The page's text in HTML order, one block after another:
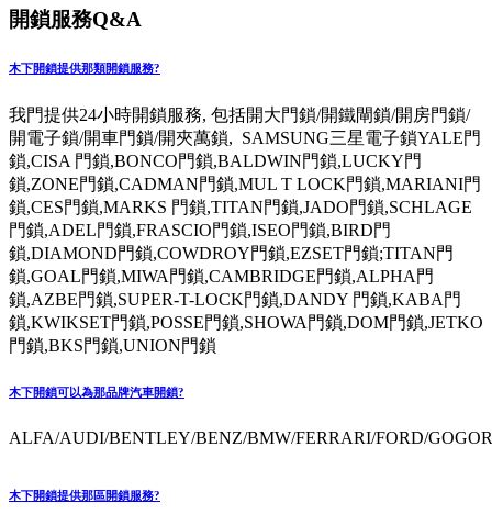
開鎖服務Q&A
木下開鎖提供那類開鎖服務?
我門提供24小時開鎖服務, 包括開大門鎖/開鐵閘鎖/開房門鎖/
開電子鎖/開車門鎖/開夾萬鎖, SAMSUNG三星電子鎖YALE門
鎖,CISA 門鎖,BONCO門鎖,BALDWIN門鎖,LUCKY門
鎖,ZONE門鎖,CADMAN門鎖,MUL T LOCK門鎖,MARIANI門
鎖,CES門鎖,MARKS 門鎖,TITAN門鎖,JADO門鎖,SCHLAGE
門鎖,ADEL門鎖,FRASCIO門鎖,ISEO門鎖,BIRD門
鎖,DIAMOND門鎖,COWDROY門鎖,EZSET門鎖;TITAN門
鎖,GOAL門鎖,MIWA門鎖,CAMBRIDGE門鎖,ALPHA門
鎖,AZBE門鎖,SUPER-T-LOCK門鎖,DANDY 門鎖,KABA門
鎖,KWIKSET門鎖,POSSE門鎖,SHOWA門鎖,DOM門鎖,JETKO
門鎖,BKS門鎖,UNION門鎖
木下開鎖可以為那品牌汽車開鎖?
ALFA/AUDI/BENTLEY/BENZ/BMW/FERRARI/FORD/
木下開鎖提供那區開鎖服務?